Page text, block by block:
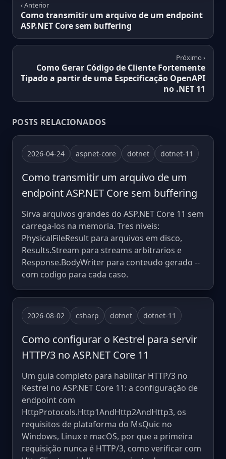
‹ Anterior
Como transmitir um arquivo de um endpoint
ASP.NET Core sem buffering
Próximo ›
Como Gerar Código de Cliente Fortemente
Tipado a partir de uma Especificação OpenAPI
no .NET 11
POSTS RELACIONADOS
2026-04-24 aspnet-core dotnet dotnet-11
Como transmitir um arquivo de um
endpoint ASP.NET Core sem buffering
Sirva arquivos grandes do ASP.NET Core 11 sem
carrega-los na memoria. Tres niveis:
PhysicalFileResult para arquivos em disco,
Results.Stream para streams arbitrarios e
Response.BodyWriter para conteudo gerado --
com codigo para cada caso.
2026-08-02 csharp dotnet dotnet-11
Como configurar o Kestrel para servir
HTTP/3 no ASP.NET Core 11
Um guia completo para habilitar HTTP/3 no
Kestrel no ASP.NET Core 11: a configuração de
endpoint com
HttpProtocols.Http1AndHttp2AndHttp3, os
requisitos de plataforma do MsQuic no
Windows, Linux e macOS, por que a primeira
requisição nunca é HTTP/3, como verificar com